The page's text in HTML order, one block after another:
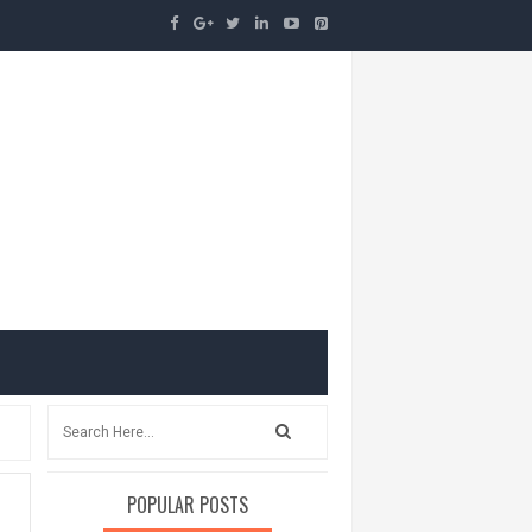
POPULAR POSTS